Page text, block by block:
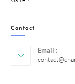
Contact
Email :